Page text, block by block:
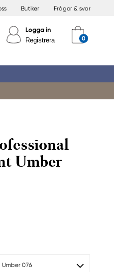
Butiker Frågor & svar
Logga in
Registrera
Umber
Umber 076